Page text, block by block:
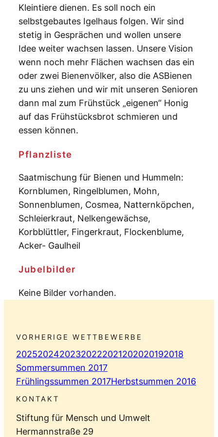
Kleintiere dienen. Es soll noch ein
selbstgebautes Igelhaus folgen. Wir sind
stetig in Gesprächen und wollen unsere
Idee weiter wachsen lassen. Unsere Vision
wenn noch mehr Flächen wachsen das ein
oder zwei Bienenvölker, also die ASBienen
zu uns ziehen und wir mit unseren Senioren
dann mal zum Frühstück „eigenen“ Honig
auf das Frühstücksbrot schmieren und
essen können.
Pflanzliste
Saatmischung für Bienen und Hummeln:
Kornblumen, Ringelblumen, Mohn,
Sonnenblumen, Cosmea, Natternköpchen,
Schleierkraut, Nelkengewächse,
Korbblüttler, Fingerkraut, Flockenblume,
Acker- Gaulheil
Jubelbilder
Keine Bilder vorhanden.
VORHERIGE WETTBEWERBE
20252024202320222021202020192018
Sommersummen 2017
Frühlingssummen 2017Herbstsummen 2016
KONTAKT
Stiftung für Mensch und Umwelt
Hermannstraße 29